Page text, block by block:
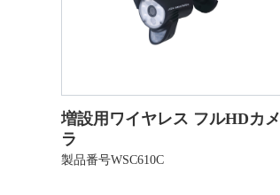
増設用ワイヤレス フルHDカメ
ラ
製品番号WSC610C